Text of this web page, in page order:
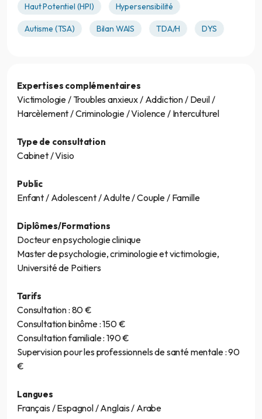
Haut Potentiel (HPI) Hypersensibilité
Autisme (TSA) Bilan WAIS TDA/H DYS
Expertises complémentaires
Victimologie / Troubles anxieux / Addiction / Deuil /
Harcèlement / Criminologie / Violence / Interculturel
Type de consultation
Cabinet / Visio
Public
Enfant / Adolescent / Adulte / Couple / Famille
Diplômes/Formations
Docteur en psychologie clinique
Master de psychologie, criminologie et victimologie,
Université de Poitiers
Tarifs
Consultation : 80 €
Consultation binôme : 150 €
Consultation familiale : 190 €
Supervision pour les professionnels de santé mentale : 90
€
Langues
Français / Espagnol / Anglais / Arabe